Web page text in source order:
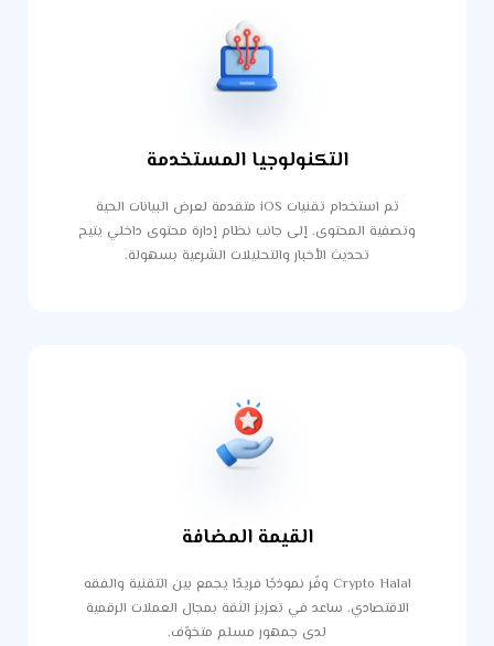
التكنولوجيا المستخدمة
تم استخدام تقنيات iOS متقدمة لعرض البيانات الحية
وتصفية المحتوى. إلى جانب نظام إدارة محتوى داخلي يتيح
تحديث الأخبار والتحليلات الشرعية بسهولة.
القيمة المضافة
Crypto Halal وفّر نموذجًا فريدًا يجمع بين التقنية والفقه
الاقتصادي. ساعد في تعزيز الثقة بمجال العملات الرقمية
لدى جمهور مسلم متخوّف.